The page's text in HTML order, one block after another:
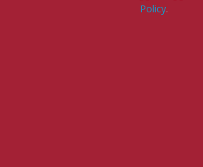
Policy.